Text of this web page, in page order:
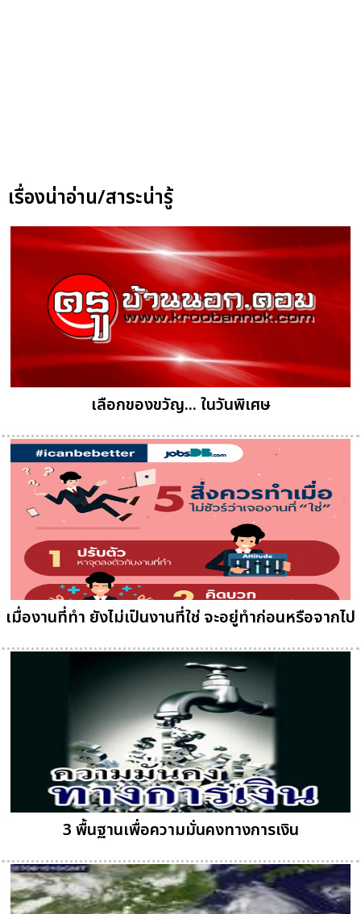
เรื่องน่าอ่าน/สาระน่ารู้
เลือกของขวัญ... ในวันพิเศษ
เมื่องานที่ทำ ยังไม่เป็นงานที่ใช่ จะอยู่ทำก่อนหรือจากไป
3 พื้นฐานเพื่อความมั่นคงทางการเงิน